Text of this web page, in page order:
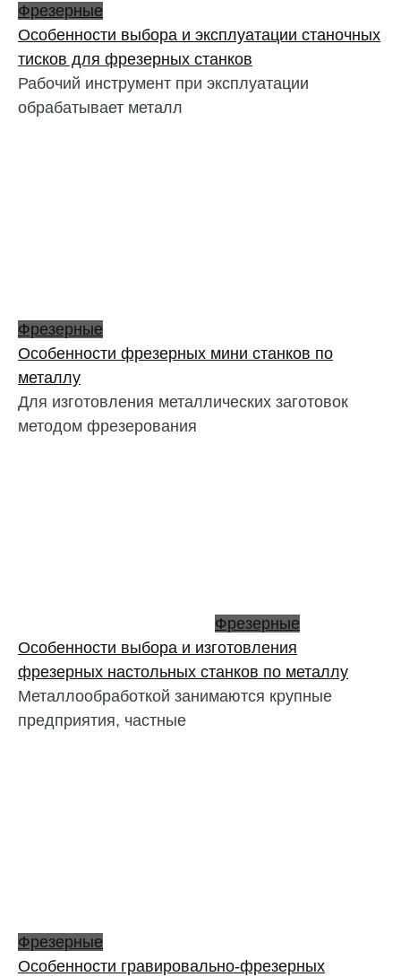
Фрезерные
Особенности выбора и эксплуатации станочных
тисков для фрезерных станков
Рабочий инструмент при эксплуатации
обрабатывает металл
Фрезерные
Особенности фрезерных мини станков по
металлу
Для изготовления металлических заготовок
методом фрезерования
Фрезерные
Особенности выбора и изготовления
фрезерных настольных станков по металлу
Металлообработкой занимаются крупные
предприятия, частные
Фрезерные
Особенности гравировально-фрезерных